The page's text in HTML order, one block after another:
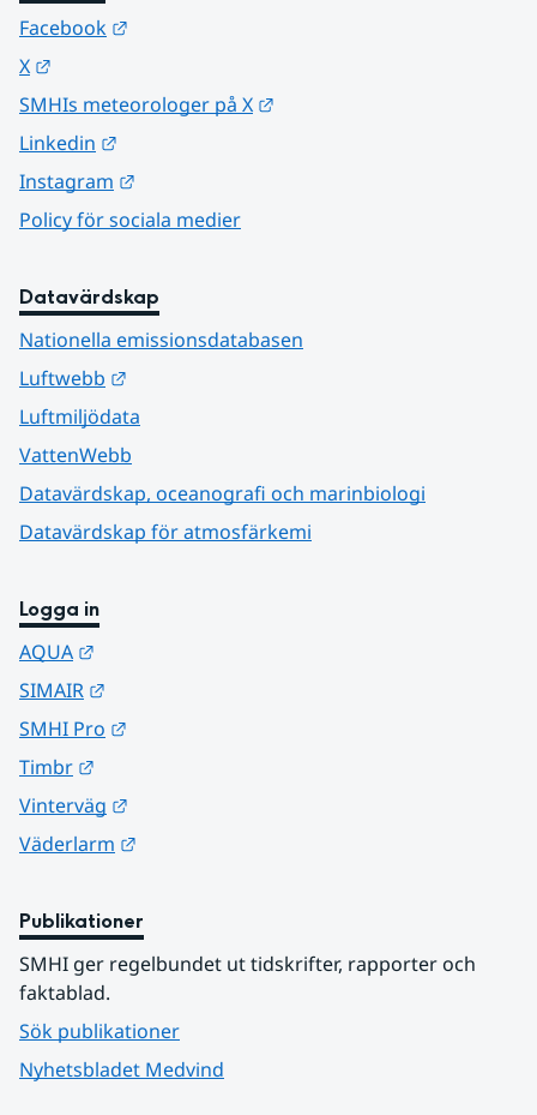
Facebook
X
SMHIs meteorologer på X
Linkedin
Instagram
Policy för sociala medier
Datavärdskap
Nationella emissionsdatabasen
Luftwebb
Luftmiljödata
VattenWebb
Datavärdskap, oceanografi och marinbiologi
Datavärdskap för atmosfärkemi
Logga in
AQUA
SIMAIR
SMHI Pro
Timbr
Vinterväg
Väderlarm
Publikationer
SMHI ger regelbundet ut tidskrifter, rapporter och
faktablad.
Sök publikationer
Nyhetsbladet Medvind